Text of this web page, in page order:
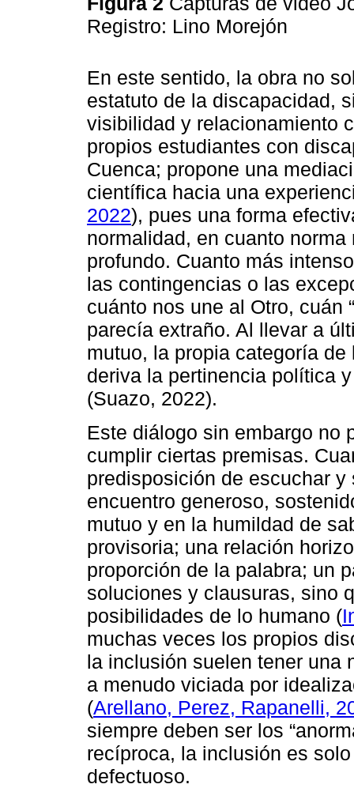
Registro: Lino Morejón
En este sentido, la obra no
estatuto de la discapacidad,
visibilidad y relacionamiento
propios estudiantes con
Cuenca; propone una
científica hacia una
2022), pues una forma
normalidad, en cuanto
profundo. Cuanto más
las contingencias o las
cuánto nos une al Otro, cuán
parecía extraño. Al llevar a
mutuo, la propia categoría
deriva la pertinencia política
(Suazo, 2022).
Este diálogo sin embargo no
cumplir ciertas premisas.
predisposición de escuchar
encuentro generoso,
mutuo y en la humildad de
provisoria; una relación
proporción de la palabra; un
soluciones y clausuras, sino
posibilidades de lo humano (
muchas veces los propios
la inclusión suelen tener una
a menudo viciada por
(Arellano, Perez, Rapanelli,
siempre deben ser los
recíproca, la inclusión es
defectuoso.